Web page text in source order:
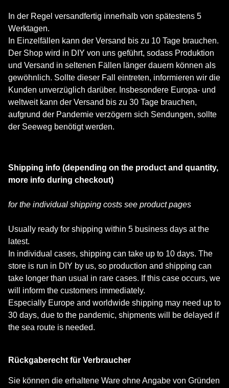
In der Regel versandfertig innerhalb von spätestens 5
Werktagen.
In Einzelfällen kann der Versand bis zu 10 Tage brauchen.
Der Shop wird in DIY von uns geführt, sodass Produktion
und Versand in seltenen Fällen länger dauern können als
gewöhnlich. Sollte dieser Fall eintreten, informieren wir die
Kunden unverzüglich darüber. Insbesondere Europa- und
weltweit kann der Versand bis zu 30 Tage brauchen,
aufgrund der Pandemie verzögern sich Sendungen, sollte
der Seeweg benötigt werden.
Shipping info (depending on the product and quantity,
more info during checkout)
for the individual shipping costs see product pages
Usually ready for shipping within 5 business days at the
latest.
In individual cases, shipping can take up to 10 days. The
store is run in DIY by us, so production and shipping can
take longer than usual in rare cases. If this case occurs, we
will inform the customers immediately.
Especially Europe and worldwide shipping may need up to
30 days, due to the pandemic, shipments will be delayed if
the sea route is needed.
Rückgaberecht für Verbraucher
Sie können die erhaltene Ware ohne Angabe von Gründen